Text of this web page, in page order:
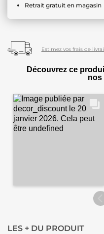
Retrait gratuit en magasin
Estimez vos frais de
Découvrez ce
nos
LES + DU PRODUIT